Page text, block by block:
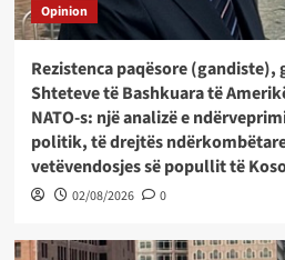
Opinion
Rezistenca paqësore (gandiste),
Shteteve të Bashkuara të
NATO-s: një analizë e
politik, të drejtës
vetëvendosjes së popullit të
02/08/2026 0